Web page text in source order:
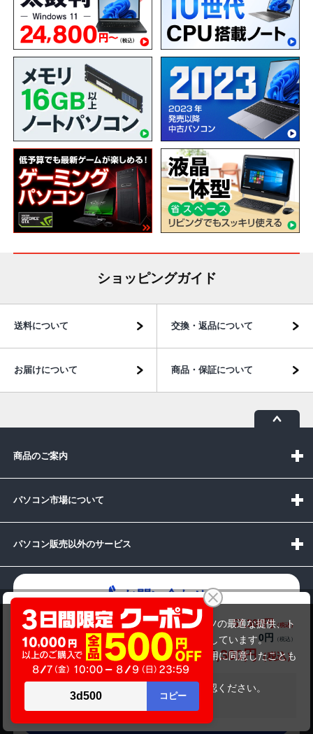
富士通 ESPRIMO D7010/F(第10世代CPU)
商品価格(税込) 57,300円
61,800円
オプション小計価格(税込)
0円
商品合計価格(税込)
57,300円
在庫がありません
ショッピングガイド
送料について 交換・返品について
お届けについて 商品・保証について
商品のご案内
パソコン市場について
パソコン販売以外のサービス
お問い合わせ
受付時間：10:00~19:00(休業:日曜日)
メールでの
お問い合わせはこちら
当サイトでは利用体験の向上およびコンテンツの最適な提供、ト
ラフィックの分析を目的としてCookieを使用しています。
サイトの閲覧を継続された場合、Cookieの利用に同意したことも
のといたします。
をご確認ください。
承諾する